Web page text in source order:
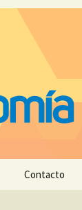
Contacto